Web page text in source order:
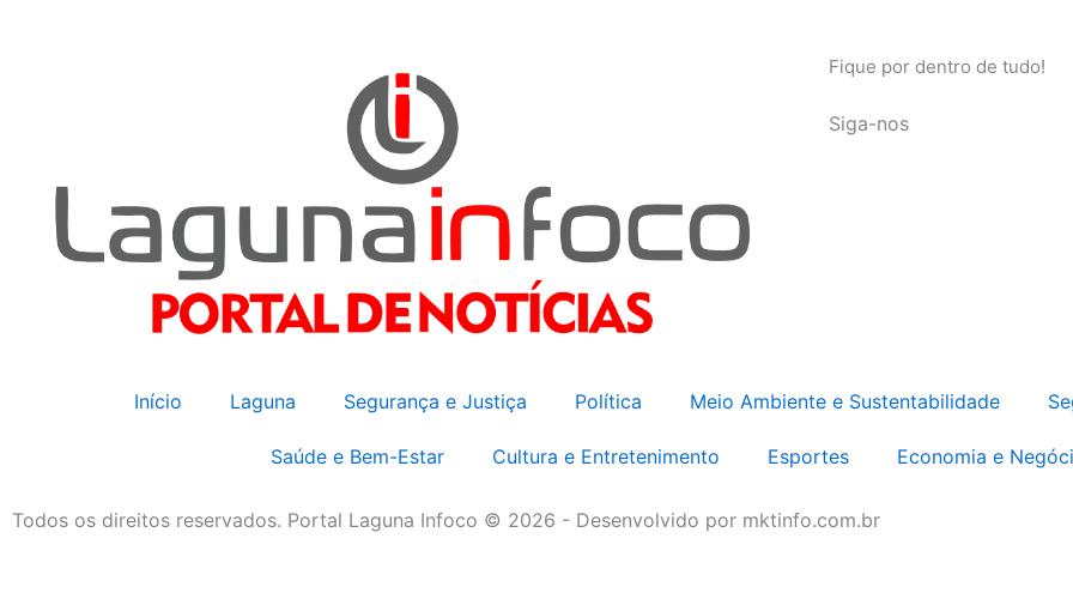
Fique por dentro de tudo!
Siga-nos
Início Laguna Segurança e Justiça Política Meio Ambiente e Sustentabilidade
Saúde e Bem-Estar Cultura e Entretenimento Esportes Economia e
Todos os direitos reservados. Portal Laguna Infoco © 2026 - Desenvolvido por mktinfo.com.br